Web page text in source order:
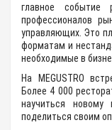
главное событие
профессионалов
управляющих. Это
форматам и
необходимые в
На MEGUSTRO
Более 4 000
научиться новому
поделиться своим